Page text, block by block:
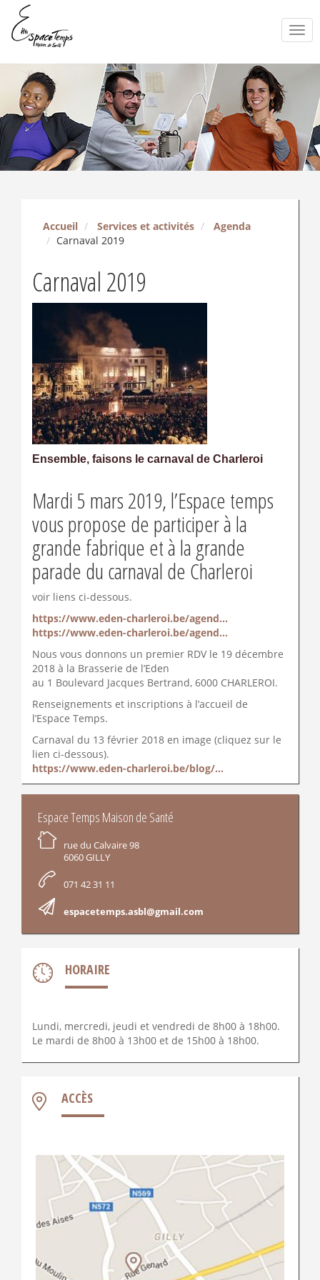
Accueil Services et activités
Agenda
Carnaval 2019
Carnaval 2019
Ensemble, faisons le carnaval de Charleroi
Mardi 5 mars 2019, l’Espace temps
vous propose de participer à la
grande fabrique et à la grande
parade du carnaval de Charleroi
voir liens ci-dessous.
https://www.eden-charleroi.be/agend...
https://www.eden-charleroi.be/agend...
Nous vous donnons un premier RDV le 19 décembre
2018 à la Brasserie de l’Eden
au 1 Boulevard Jacques Bertrand, 6000 CHARLEROI.
Renseignements et inscriptions à l’accueil de
l’Espace Temps.
Carnaval du 13 février 2018 en image (cliquez sur le
lien ci-dessous).
https://www.eden-charleroi.be/blog/...
INFORMATIONS
Espace Temps Maison de Santé
rue du Calvaire 98
6060 GILLY
071 42 31 11
espacetemps.asbl@gmail.com
HORAIRE
Lundi, mercredi, jeudi et vendredi de 8h00 à 18h00.
Le mardi de 8h00 à 13h00 et de 15h00 à 18h00.
ACCÈS